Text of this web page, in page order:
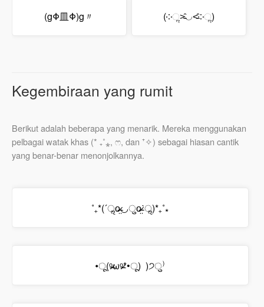
(gΦ皿Φ)g〃 (༶ૢ˃̵̑◡˂̵̑༶ૢ)
Kegembiraan yang rumit
Berikut adalah beberapa yang menarik. Mereka menggunakan
pelbagai watak khas (* ₊˚⁎, ෆ, dan ⁺✧) sebagai hiasan cantik
yang benar-benar menonjolkannya.
˚₊*(ˊॢo̶̶̷̤◡ुo̴̶̷̤ˋॢ)*₊˚⁎
•ू(ᵒ̴̶̷ωᵒ̴̶̷*•ू) ​ )੭ु⁾